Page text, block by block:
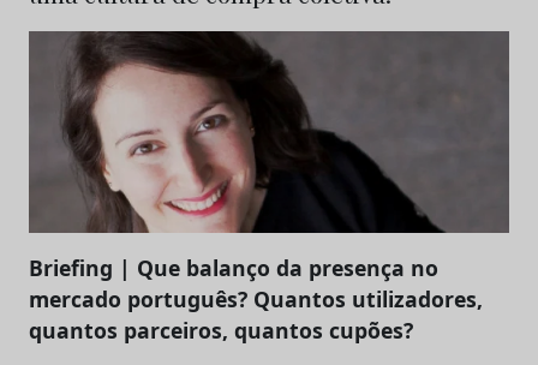
Briefing | Que balanço da presença no
mercado português? Quantos utilizadores,
quantos parceiros, quantos cupões?